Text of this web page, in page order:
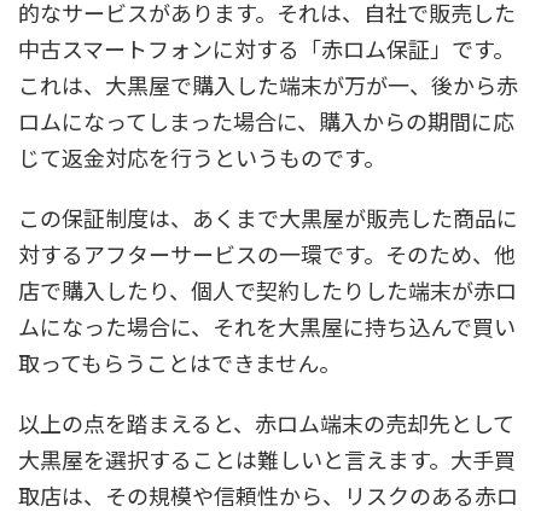
的なサービスがあります。それは、自社で販売した
中古スマートフォンに対する「赤ロム保証」です。
これは、大黒屋で購入した端末が万が一、後から赤
ロムになってしまった場合に、購入からの期間に応
じて返金対応を行うというものです。
この保証制度は、あくまで大黒屋が販売した商品に
対するアフターサービスの一環です。そのため、他
店で購入したり、個人で契約したりした端末が赤ロ
ムになった場合に、それを大黒屋に持ち込んで買い
取ってもらうことはできません。
以上の点を踏まえると、赤ロム端末の売却先として
大黒屋を選択することは難しいと言えます。大手買
取店は、その規模や信頼性から、リスクのある赤ロ